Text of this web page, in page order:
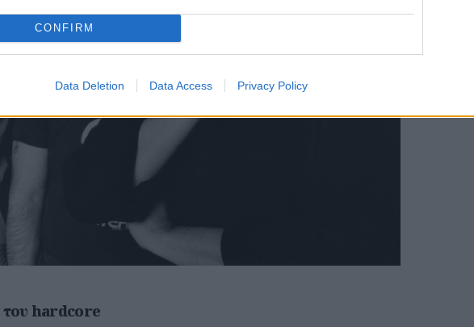
CONFIRM
Data Deletion Data Access Privacy Policy
του hardcore